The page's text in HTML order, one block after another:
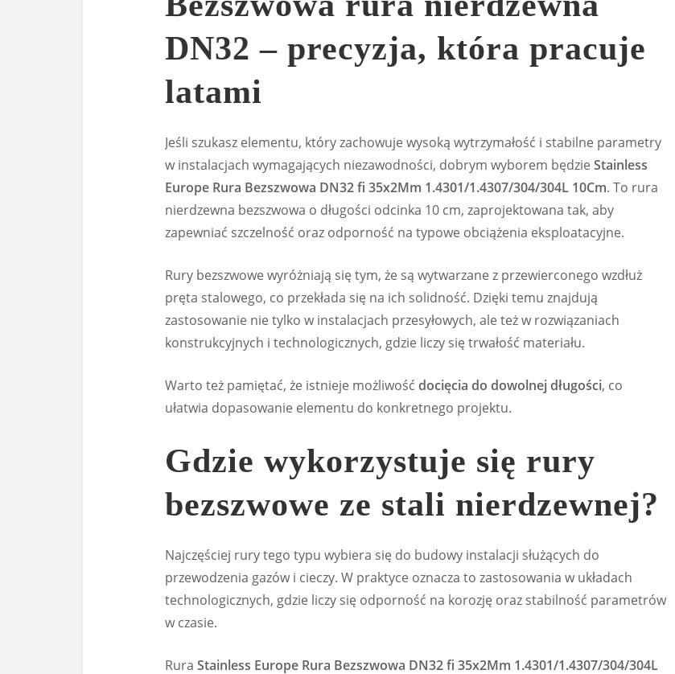
DN32 – precyzja, która pracuje
latami
Jeśli szukasz elementu, który zachowuje wysoką wytrzymałość i stabilne parametry
w instalacjach wymagających niezawodności, dobrym wyborem będzie Stainless
Europe Rura Bezszwowa DN32 fi 35x2Mm 1.4301/1.4307/304/304L 10Cm. To rura
nierdzewna bezszwowa o długości odcinka 10 cm, zaprojektowana tak, aby
zapewniać szczelność oraz odporność na typowe obciążenia eksploatacyjne.
Rury bezszwowe wyróżniają się tym, że są wytwarzane z przewierconego wzdłuż
pręta stalowego, co przekłada się na ich solidność. Dzięki temu znajdują
zastosowanie nie tylko w instalacjach przesyłowych, ale też w rozwiązaniach
konstrukcyjnych i technologicznych, gdzie liczy się trwałość materiału.
Warto też pamiętać, że istnieje możliwość docięcia do dowolnej długości, co
ułatwia dopasowanie elementu do konkretnego projektu.
Gdzie wykorzystuje się rury
bezszwowe ze stali nierdzewnej?
Najczęściej rury tego typu wybiera się do budowy instalacji służących do
przewodzenia gazów i cieczy. W praktyce oznacza to zastosowania w układach
technologicznych, gdzie liczy się odporność na korozję oraz stabilność parametrów
w czasie.
Rura Stainless Europe Rura Bezszwowa DN32 fi 35x2Mm 1.4301/1.4307/304/304L